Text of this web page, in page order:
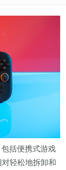
括便携式游戏
轻松地拆卸和